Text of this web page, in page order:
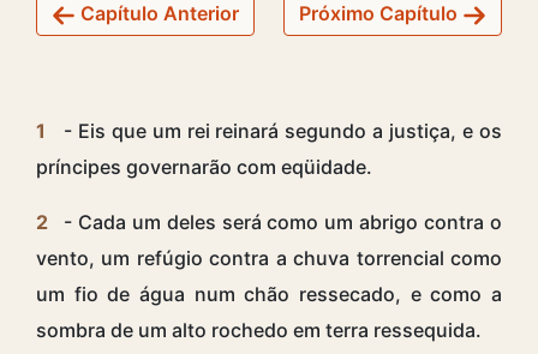
Capítulo Anterior Próximo Capítulo
1
- Eis que um rei reinará segundo a justiça, e os
príncipes governarão com eqüidade.
2
- Cada um deles será como um abrigo contra o
vento, um refúgio contra a chuva torrencial como
um fio de água num chão ressecado, e como a
sombra de um alto rochedo em terra ressequida.